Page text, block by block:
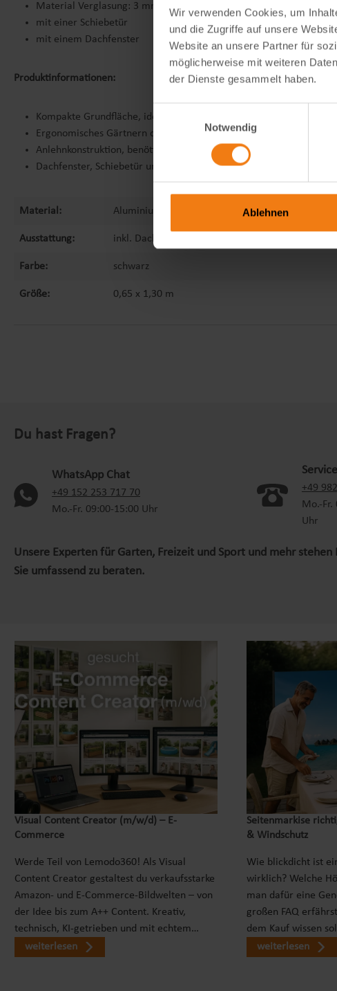
Wir verwenden Cookies, um
und die Zugriffe auf unsere
Website an unsere Partner für
möglicherweise mit weiteren
der Dienste gesammelt haben.
Notwendig
Ablehnen
Material Verglasung: 3 mm Sicherheitsglas (ESG)
mit einer Schiebetür
mit einem Dachfenster
Produktinformationen:
Kompakte Grundfläche, ideal für kleine Gärten, Vorgärten,
Ergonomisches Gärtnern dank komfortabler Stehhöhe
Anlehnkonstruktion, benötigt eine stabile Hauswand oder Mauer
Dachfenster, Schiebetür und Regenfallrohr serienmäßig enthalten
Material: Aluminium
Ausstattung: inkl. Dachfenster, Sicherheitsglas 3 mm, Schiebetür
Farbe: schwarz
Größe: 0,65 x 1,30 m
Du hast Fragen?
WhatsApp Chat
+49 152 253 717 70
Mo.-Fr. 09:00-15:00 Uhr
Service
+49
Mo.-
Uhr
Unsere Experten für Garten, Freizeit und Sport und mehr stehen
Sie umfassend zu beraten.
Visual Content Creator (m/w/d) – E-
Commerce
Werde Teil von Lemodo360! Als Visual
Content Creator gestaltest du verkaufsstarke
Amazon- und E-Commerce-Bildwelten – von
der Idee bis zum A++ Content. Kreativ,
technisch, KI-getrieben und mit echtem…
weiterlesen
Seitenmarkise
& Windschutz
Wie blickdicht ist
wirklich? Welche
man dafür eine
großen FAQ
dem Kauf wissen
weiterlesen